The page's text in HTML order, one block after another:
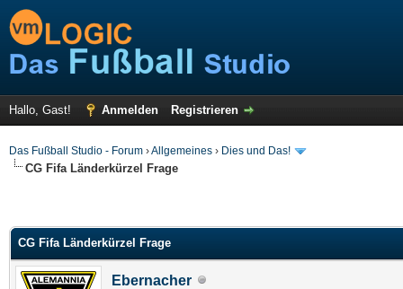
Hallo, Gast! Anmelden Registrieren
Das Fußball Studio - Forum ›Allgemeines › Dies und Das!
CG Fifa Länderkürzel Frage
CG Fifa Länderkürzel Frage
Ebernacher